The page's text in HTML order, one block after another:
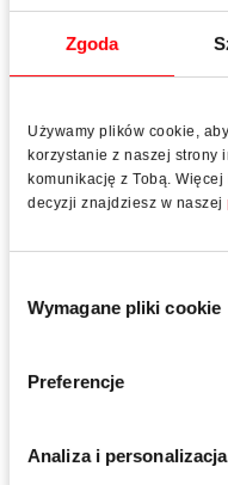
Zgoda
Używamy plików cookie,
korzystanie z naszej strony
komunikację z Tobą.
decyzji znajdziesz w naszej
zgody
Wymagane pliki cookie
Preferencje
Analiza i personalizacja
Funkcje w
Dostępność